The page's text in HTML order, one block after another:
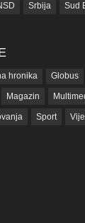
Srbija Sud
hronika Globus
Magazin
Sport